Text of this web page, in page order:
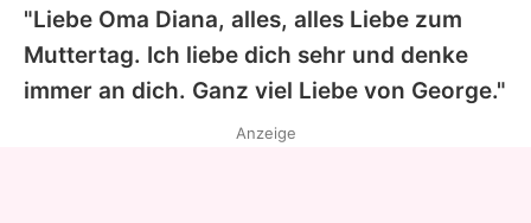
"Liebe Oma Diana, alles, alles Liebe zum
Muttertag. Ich liebe dich sehr und denke
immer an dich. Ganz viel Liebe von George."
Anzeige